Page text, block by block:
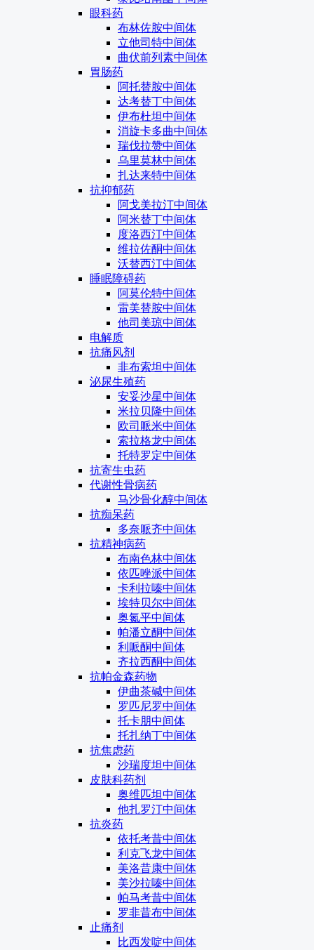
眼科药
布林佐胺中间体
立他司特中间体
曲伏前列素中间体
胃肠药
阿托替胺中间体
达考替丁中间体
伊布杜坦中间体
消旋卡多曲中间体
瑞伐拉赞中间体
乌里莫林中间体
扎达来特中间体
抗抑郁药
阿戈美拉汀中间体
阿米替丁中间体
度洛西汀中间体
维拉佐酮中间体
沃替西汀中间体
睡眠障碍药
阿莫伦特中间体
雷美替胺中间体
他司美琼中间体
电解质
抗痛风剂
非布索坦中间体
泌尿生殖药
安妥沙星中间体
米拉贝隆中间体
欧司哌米中间体
索拉格龙中间体
托特罗定中间体
抗寄生虫药
代谢性骨病药
马沙骨化醇中间体
抗痴呆药
多奈哌齐中间体
抗精神病药
布南色林中间体
依匹唑派中间体
卡利拉嗪中间体
埃特贝尔中间体
奥氮平中间体
帕潘立酮中间体
利哌酮中间体
齐拉西酮中间体
抗帕金森药物
伊曲茶碱中间体
罗匹尼罗中间体
托卡朋中间体
托扎纳丁中间体
抗焦虑药
沙瑞度坦中间体
皮肤科药剂
奥维匹坦中间体
他扎罗汀中间体
抗炎药
依托考昔中间体
利克飞龙中间体
美洛昔康中间体
美沙拉嗪中间体
帕马考昔中间体
罗非昔布中间体
止痛剂
比西发啶中间体